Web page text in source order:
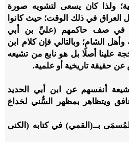
ولذا كان يسعى لتشويه صورة
العراق في ذلك الوقت؛ حيث كانوا
في صف حاكمهم (عليِّ بن أبي
الشام؛ وبالتالي فإن كلام ابن
علينا أصلًا بل هو نابع من تشيعه
عن حقيقة تاريخية أو علمية.
أنفسهم عن ابن أبي الحديد
ويتظاهر بمظهر السُّني لخداع
بــ(القمي) في كتابه (الكنى